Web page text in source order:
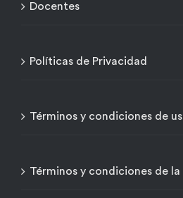
Docentes
Políticas de Privacidad
Términos y condiciones de
Términos y condiciones de